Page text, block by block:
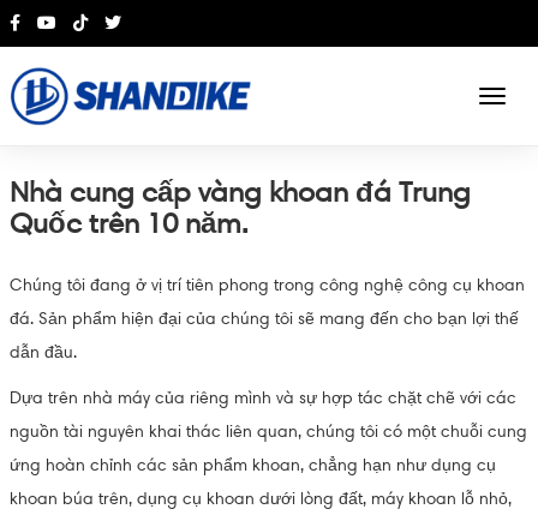
Nhà cung cấp vàng khoan đá Trung
Quốc trên 10 năm.
Chúng tôi đang ở vị trí tiên phong trong công nghệ công cụ khoan
đá. Sản phẩm hiện đại của chúng tôi sẽ mang đến cho bạn lợi thế
dẫn đầu.
Dựa trên nhà máy của riêng mình và sự hợp tác chặt chẽ với các
nguồn tài nguyên khai thác liên quan, chúng tôi có một chuỗi cung
ứng hoàn chỉnh các sản phẩm khoan, chẳng hạn như dụng cụ
khoan búa trên, dụng cụ khoan dưới lòng đất, máy khoan lỗ nhỏ,